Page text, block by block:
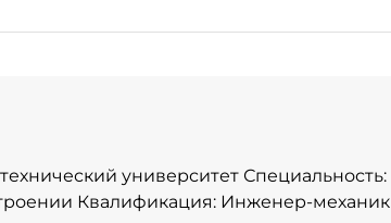
университет Специальность:
Квалификация: Инженер-механик